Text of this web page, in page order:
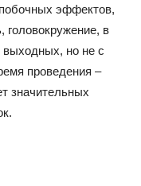
эффектов,
головокружение, в
выходных, но не с
проведения –
значительных